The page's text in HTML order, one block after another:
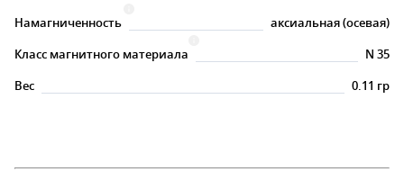
Намагниченность
аксиальная (осевая)
Класс магнитного материала
N 35
Вес
0.11 гр